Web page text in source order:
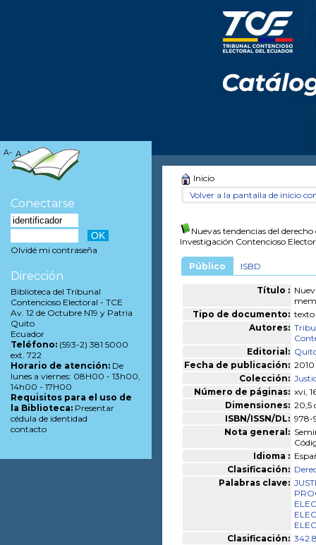
Inicio
Volver a la pantalla de inicio
Nuevas tendencias del
Investigación Contencioso
Público ISBD
Título :
Tipo de documento:
Autores:
Editorial:
Fecha de publicación: 2010
Colección:
Número de páginas: xvi,
Dimensiones: 20,5
ISBN/ISSN/DL: 978-
Nota general:
Idioma :
Clasificación:
Palabras clave:
Clasificación:
A- A A+
Conectarse
Olvidé mi contraseña
Dirección
Biblioteca del Tribunal
Contencioso Electoral - TCE
Av. 12 de Octubre N19 y Patria
Quito
Ecuador
Teléfono: (593-2) 381 5000
ext. 722
Horario de atención: De
lunes a viernes: 08H00 - 13h00,
14h00 - 17H00
Requisitos para el uso de
la Biblioteca: Presentar
cédula de identidad
contacto